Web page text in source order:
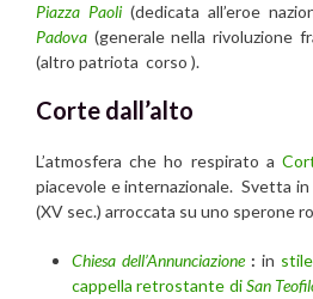
Piazza Paoli (dedicata all’eroe
Padova (generale nella rivoluzione
(altro patriota corso ).
Corte dall’alto
L’atmosfera che ho respirato a
piacevole e internazionale. Svetta
(XV sec.) arroccata su uno sperone
Chiesa dell’Annunciazione: in
cappella retrostante diSan